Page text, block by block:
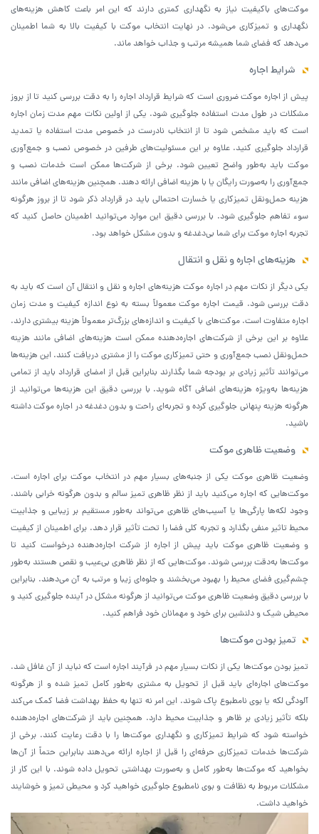
موکت‌های باکیفیت نیاز به نگهداری کمتری دارند که این امر باعث کاهش هزینه‌های
نگهداری و تمیزکاری می‌شود. در نهایت انتخاب موکت با کیفیت بالا به شما اطمینان
می‌دهد که فضای شما همیشه مرتب و جذاب خواهد ماند.
شرایط اجاره
پیش از اجاره موکت ضروری است که شرایط قرارداد اجاره را به دقت بررسی کنید تا از بروز
مشکلات در طول مدت استفاده جلوگیری شود. یکی از اولین نکات مهم مدت زمان اجاره
است که باید مشخص شود تا از انتخاب نادرست در خصوص مدت استفاده یا تمدید
قرارداد جلوگیری کنید. علاوه بر این مسئولیت‌های طرفین در خصوص نصب و جمع‌آوری
موکت باید به‌طور واضح تعیین شود. برخی از شرکت‌ها ممکن است خدمات نصب و
جمع‌آوری را به‌صورت رایگان یا با هزینه اضافی ارائه دهند. همچنین هزینه‌های اضافی مانند
هزینه حمل‌ونقل تمیزکاری یا خسارت احتمالی باید در قرارداد ذکر شود تا از بروز هرگونه
سوء تفاهم جلوگیری شود. با بررسی دقیق این موارد می‌توانید اطمینان حاصل کنید که
تجربه اجاره موکت برای شما بی‌دغدغه و بدون مشکل خواهد بود.
هزینه‌های اجاره و نقل و انتقال
یکی دیگر از نکات مهم در اجاره موکت هزینه‌های اجاره و نقل و انتقال آن است که باید به
دقت بررسی شود. قیمت اجاره موکت معمولاً بسته به نوع اندازه کیفیت و مدت زمان
اجاره متفاوت است. موکت‌های با کیفیت و اندازه‌های بزرگ‌تر معمولاً هزینه بیشتری دارند.
علاوه بر این برخی از شرکت‌های اجاره‌دهنده ممکن است هزینه‌های اضافی مانند هزینه
حمل‌ونقل نصب جمع‌آوری و حتی تمیزکاری موکت را از مشتری دریافت کنند. این هزینه‌ها
می‌توانند تأثیر زیادی بر بودجه شما بگذارند بنابراین قبل از امضای قرارداد باید از تمامی
هزینه‌ها به‌ویژه هزینه‌های اضافی آگاه شوید. با بررسی دقیق این هزینه‌ها می‌توانید از
هرگونه هزینه پنهانی جلوگیری کرده و تجربه‌ای راحت و بدون دغدغه در اجاره موکت داشته
باشید.
وضعیت ظاهری موکت
وضعیت ظاهری موکت یکی از جنبه‌های بسیار مهم در انتخاب موکت برای اجاره است.
موکت‌هایی که اجاره می‌کنید باید از نظر ظاهری تمیز سالم و بدون هرگونه خرابی باشند.
وجود لکه‌ها پارگی‌ها یا آسیب‌های ظاهری می‌تواند به‌طور مستقیم بر زیبایی و جذابیت
محیط تاثیر منفی بگذارد و تجربه کلی فضا را تحت تأثیر قرار دهد. برای اطمینان از کیفیت
و وضعیت ظاهری موکت باید پیش از اجاره از شرکت اجاره‌دهنده درخواست کنید تا
موکت‌ها به‌دقت بررسی شوند. موکت‌هایی که از نظر ظاهری بی‌عیب و نقص هستند به‌طور
چشم‌گیری فضای محیط را بهبود می‌بخشند و جلوه‌ای زیبا و مرتب به آن می‌دهند. بنابراین
با بررسی دقیق وضعیت ظاهری موکت می‌توانید از هرگونه مشکل در آینده جلوگیری کنید و
محیطی شیک و دلنشین برای خود و مهمانان خود فراهم کنید.
تمیز بودن موکت‌ها
تمیز بودن موکت‌ها یکی از نکات بسیار مهم در فرآیند اجاره است که نباید از آن غافل شد.
موکت‌های اجاره‌ای باید قبل از تحویل به مشتری به‌طور کامل تمیز شده و از هرگونه
آلودگی لکه یا بوی نامطبوع پاک شوند. این امر نه تنها به حفظ بهداشت فضا کمک می‌کند
بلکه تأثیر زیادی بر ظاهر و جذابیت محیط دارد. همچنین باید از شرکت‌های اجاره‌دهنده
خواسته شود که شرایط تمیزکاری و نگهداری موکت‌ها را با دقت رعایت کنند. برخی از
شرکت‌ها خدمات تمیزکاری حرفه‌ای را قبل از اجاره ارائه می‌دهند بنابراین حتماً از آن‌ها
بخواهید که موکت‌ها به‌طور کامل و به‌صورت بهداشتی تحویل داده شوند. با این کار از
مشکلات مربوط به نظافت و بوی نامطبوع جلوگیری خواهید کرد و محیطی تمیز و خوشایند
خواهید داشت.